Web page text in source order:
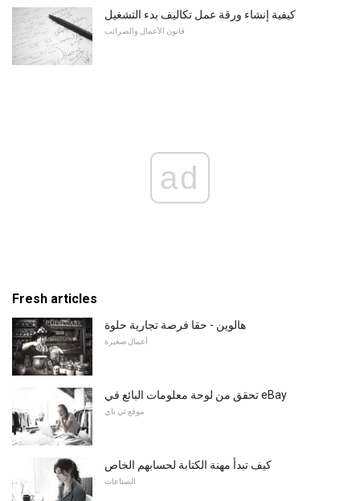
كيفية إنشاء ورقة عمل تكاليف بدء التشغيل
قانون الأعمال والضرائب
ad
Fresh articles
هالوين - حقا فرصة تجارية حلوة
أعمال صغيرة
تحقق من لوحة معلومات البائع في eBay
موقع ئي باي
كيف تبدأ مهنة الكتابة لحسابهم الخاص
الصناعات